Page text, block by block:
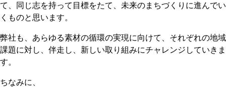
て、同じ志を持って目標をたて、未来のまちづくりに進んでい
くものと思います。
弊社も、あらゆる素材の循環の実現に向けて、それぞれの地域
課題に対し、伴走し、新しい取り組みにチャレンジしていきま
す。
ちなみに、